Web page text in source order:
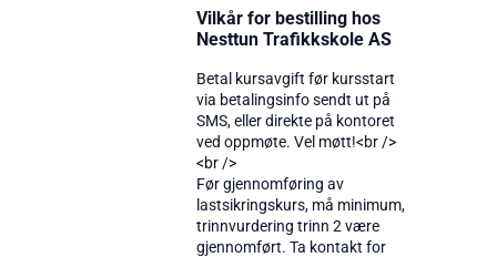
Vilkår for bestilling hos
Nesttun Trafikkskole AS
Betal kursavgift før kursstart
via betalingsinfo sendt ut på
SMS, eller direkte på kontoret
ved oppmøte. Vel møtt!<br />
<br />
Før gjennomføring av
lastsikringskurs, må minimum,
trinnvurdering trinn 2 være
gjennomført. Ta kontakt for